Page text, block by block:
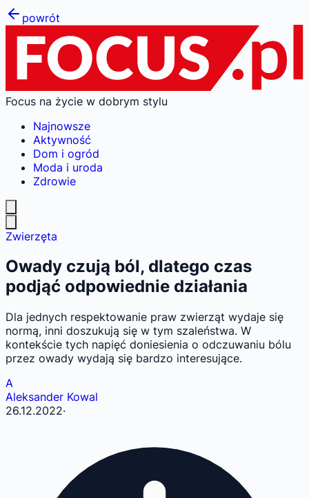
powrót
Focus na życie w dobrym stylu
Najnowsze
Aktywność
Dom i ogród
Moda i uroda
Zdrowie
Zwierzęta
Owady czują ból, dlatego czas
podjąć odpowiednie działania
Dla jednych respektowanie praw zwierząt wydaje się
normą, inni doszukują się w tym szaleństwa. W
kontekście tych napięć doniesienia o odczuwaniu bólu
przez owady wydają się bardzo interesujące.
A
Aleksander Kowal
26.12.2022·